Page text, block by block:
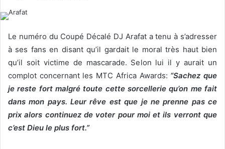
w
o
n
X
n
e
m
a
i
l
Le numéro du Coupé Décalé DJ Arafat a tenu à s’adresser
à ses fans en disant qu’il gardait le moral très haut bien
qu’il soit victime de mascarade. Selon lui il y aurait un
complot concernant les MTC Africa Awards: “Sachez que
je reste fort malgré toute cette sorcellerie qu’on me fait
dans mon pays. Leur rêve est que je ne prenne pas ce
prix alors continuez de voter pour moi et ils verront que
c’est Dieu le plus fort.”